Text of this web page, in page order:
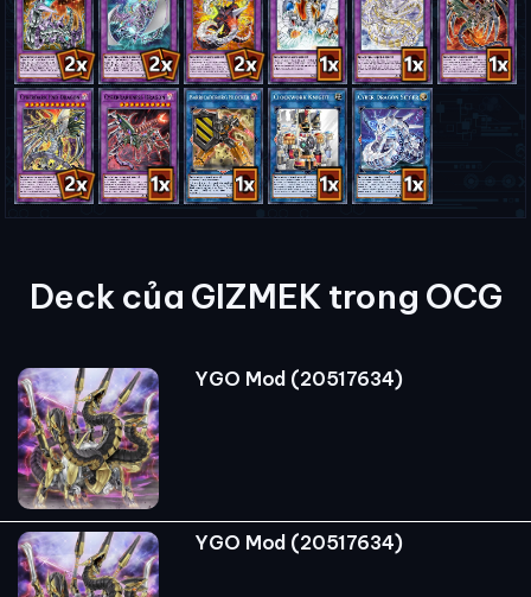
Deck của GIZMEK trong OCG
YGO Mod (20517634)
YGO Mod (20517634)